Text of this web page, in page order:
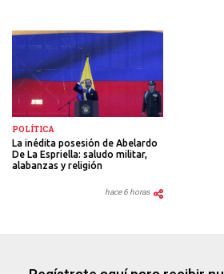
POLÍTICA
La inédita posesión de Abelardo
De La Espriella: saludo militar,
alabanzas y religión
hace 6 horas